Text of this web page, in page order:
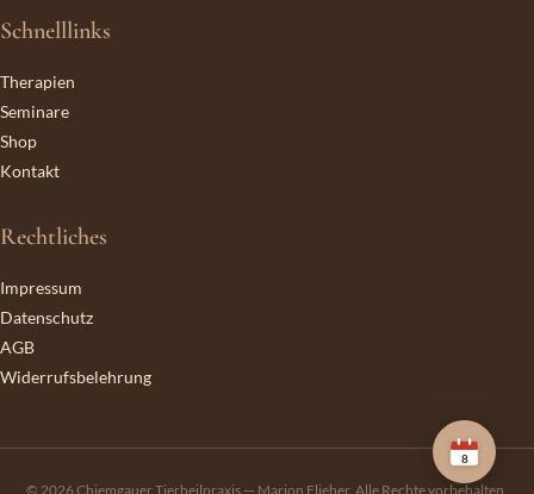
Schnelllinks
Therapien
Seminare
Shop
Kontakt
Rechtliches
Impressum
Datenschutz
AGB
Widerrufsbelehrung
© 2026 Chiemgauer Tierheilpraxis — Marion Flieher. Alle Rechte vorbehalten.
8